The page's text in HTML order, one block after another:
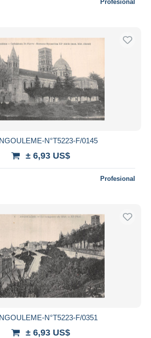
Profesional
N°T5223-F/0145
± 6,93 US$
Profesional
N°T5223-F/0351
± 6,93 US$